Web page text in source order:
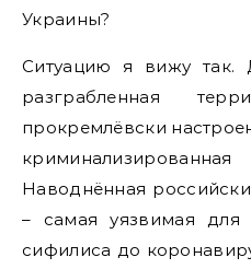
Украины?
Ситуацию я вижу так.
разграбленная
прокремлёвски
Наводнённая
– самая уязвимая
сифилиса до